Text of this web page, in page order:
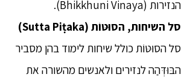
הנזירות (Bhikkhuni Vinaya).
סל השיחות, הסוּטּוֹת (Sutta Piṭaka)
סל הסוּטּוֹת כולל שיחות לימוד בהן מסביר
הבּוּדְּהַה לנזירים ולאנשים מהשורה את